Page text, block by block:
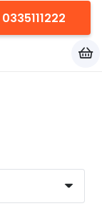
0335111222